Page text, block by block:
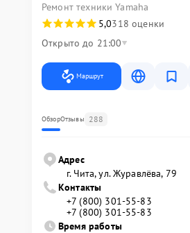
Ремонт техники Yamaha
5,0318 оценки
Открыто до 21:00
Маршрут
ОбзорОтзывы 288
Адрес
г. Чита, ул. Журавлёва, 79
Контакты
+7 (800) 301-55-83
+7 (800) 301-55-83
Время работы